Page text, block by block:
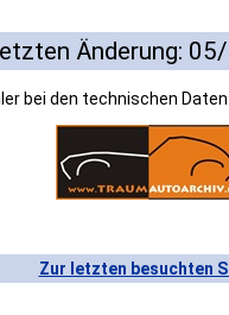
Änderung:
bei den technischen
Zur letzten besuchten